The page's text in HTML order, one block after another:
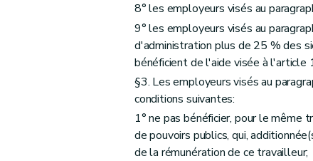
8° les employeurs visés au
9° les employeurs visés au
d'administration plus de 25 % des
bénéficient de l'aide visée à l'article
§3. Les employeurs visés au
conditions suivantes:
1° ne pas bénéficier, pour le même
de pouvoirs publics, qui,
de la rémunération de ce travailleur;